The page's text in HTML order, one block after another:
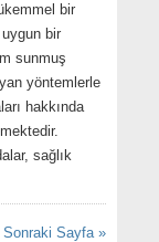
bir
bir
sunmuş
yöntemlerle
hakkında
sağlık
Sonraki Sayfa »